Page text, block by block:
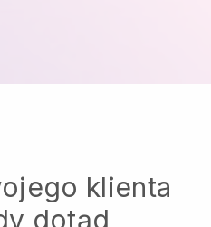
klienta
dotąd